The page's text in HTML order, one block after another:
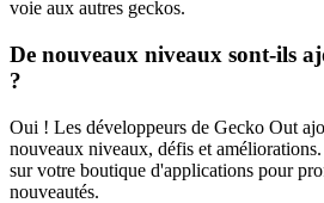
voie aux autres geckos.
De nouveaux niveaux sont-ils
?
Oui ! Les développeurs de Gecko Out
nouveaux niveaux, défis et
sur votre boutique d'applications pour
nouveautés.